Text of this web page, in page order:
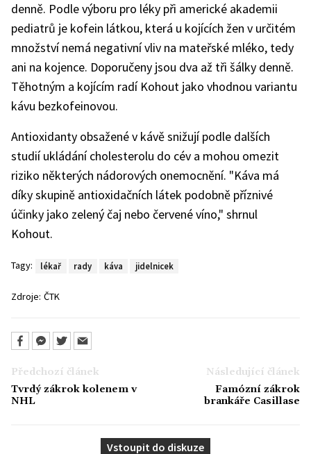
denně. Podle výboru pro léky při americké akademii
pediatrů je kofein látkou, která u kojících žen v určitém
množství nemá negativní vliv na mateřské mléko, tedy
ani na kojence. Doporučeny jsou dva až tři šálky denně.
Těhotným a kojícím radí Kohout jako vhodnou variantu
kávu bezkofeinovou.
Antioxidanty obsažené v kávě snižují podle dalších
studií ukládání cholesterolu do cév a mohou omezit
riziko některých nádorových onemocnění. "Káva má
díky skupině antioxidačních látek podobně příznivé
účinky jako zelený čaj nebo červené víno," shrnul
Kohout.
Tagy: lékař rady káva jidelnicek
Zdroje: ČTK
Předchozí článek
Tvrdý zákrok kolenem v
NHL
Následující článek
Famózní zákrok
brankáře Casillase
Vstoupit do diskuze